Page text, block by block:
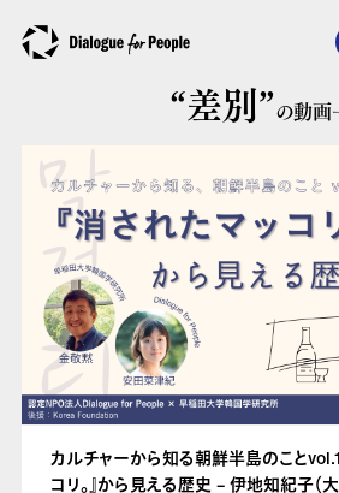
“差別”の動画
カルチャーから知る朝鮮半島のこと
コリ。』から見える歴史 – 伊地知紀子（